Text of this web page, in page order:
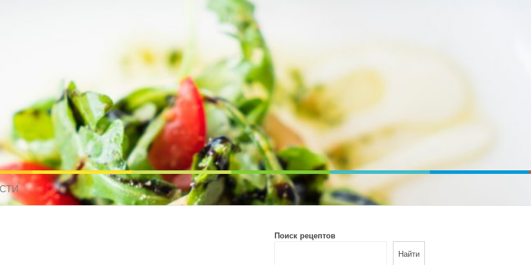
рецепты для всех
РЕЦЕПТЫ ДЛЯ МУЛЬТИВАРКИ. РЕЦЕПТЫ ДЛЯ МИКРОВОЛНОВОЙ ПЕЧИ. ДИЕТИЧЕСКОЕ ПИТАНИЕ
Поиск рецептов
Найти